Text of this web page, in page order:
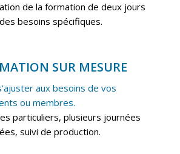
de la formation de deux jours
besoins spécifiques.
SUR MESURE
aux besoins de vos
ou membres.
particuliers, plusieurs journées
suivi de production.